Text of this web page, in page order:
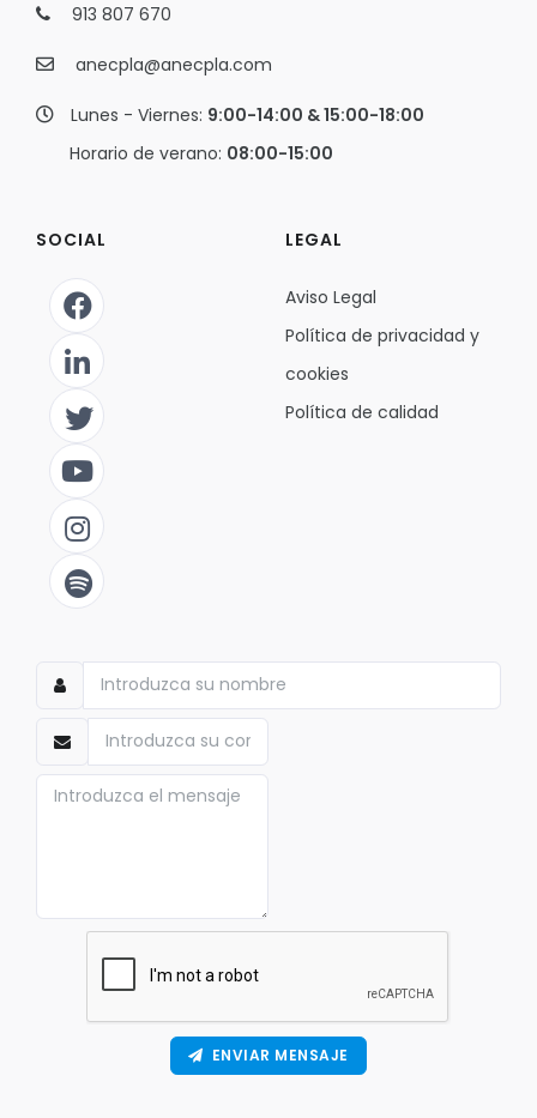
913 807 670
anecpla@anecpla.com
Lunes - Viernes: 9:00-14:00 & 15:00-18:00
Horario de verano: 08:00-15:00
SOCIAL LEGAL
Aviso Legal
Política de privacidad y
cookies
Política de calidad
ENVIAR MENSAJE